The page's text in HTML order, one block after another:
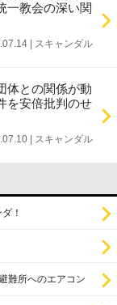
一教会の深い関
| スキャンダル
との関係が動
を安倍批判のせ
| スキャンダル
！
難所へのエアコン